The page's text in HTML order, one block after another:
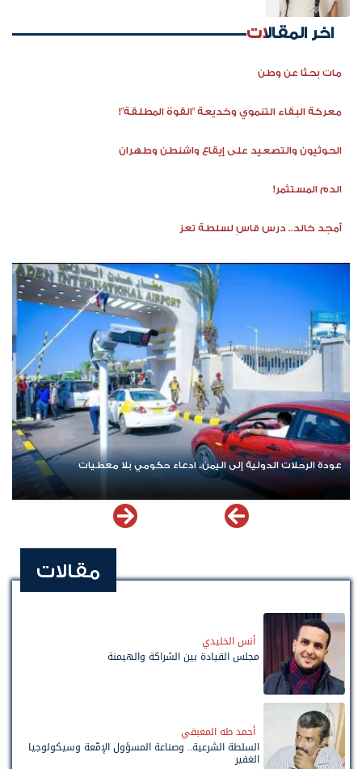
اخر المقالات
مات بحثًا عن وطن
معركة البقاء التنموي وخديعة "القوة المطلقة"!
الحوثيون والتصعيد على إيقاع واشنطن وطهران
الدم المستثمر!
أمجد خالد.. درس قاسٍ لسلطة تعز
عودة الرحلات الدولية إلى اليمن.. ادعاء حكومي بلا معطيات
مقالات
أنس الخليدي
مجلس القيادة بين الشراكة والهيمنة
أحمد طه المعبقي
السلطة الشرعية.. وصناعة المسؤول الإمّعة وسيكولوجيا
الغفير